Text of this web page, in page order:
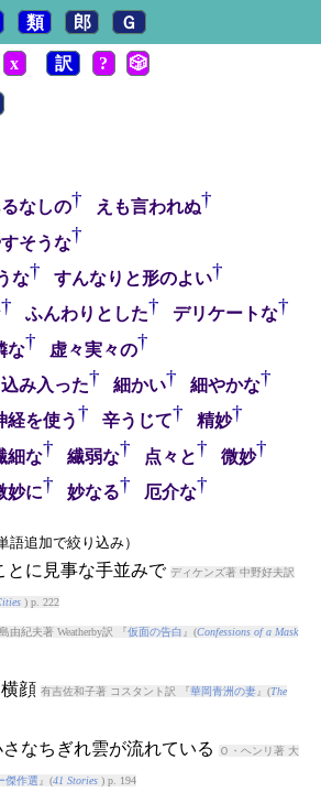
類 郎 Ｇ
x 訳 ? 🎲
なしの† えも言われぬ†
そうな†
な† すんなりと形のよい†
† ふんわりとした† デリケートな†
な† 虚々実々の†
込み入った† 細かい† 細やかな†
経を使う† 辛うじて† 精妙†
細な† 繊弱な† 点々と† 微妙†
妙に† 妙なる† 厄介な†
語追加で絞り込み）
とに見事な手並みで ディケンズ著 中野好夫訳
) p. 222
由紀夫著 Weatherby訳 『仮面の告白 』(Confessions of a Mask
顔 有吉佐和子著 コスタント訳 『華岡青洲の妻』(The
さなちぎれ雲が流れている Ｏ・ヘンリ著 大
傑作選 』(41 Stories) p. 194